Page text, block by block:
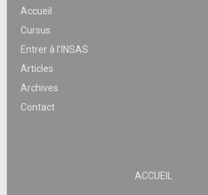
Accueil
Cursus
Entrer à l’INSAS
Articles
Archives
Contact
ACCUEIL